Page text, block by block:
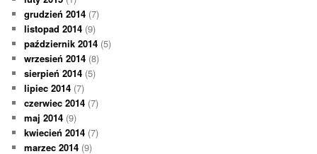
grudzień 2014 (7)
listopad 2014 (9)
październik 2014 (5)
wrzesień 2014 (8)
sierpień 2014 (5)
lipiec 2014 (7)
czerwiec 2014 (7)
maj 2014 (9)
kwiecień 2014 (7)
marzec 2014 (9)